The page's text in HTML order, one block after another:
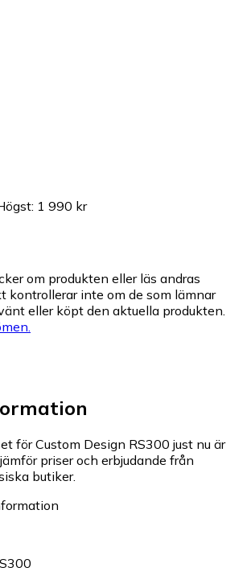
: 1 990 kr
om produkten eller läs andras
kontrollerar inte om de som lämnar
eller köpt den aktuella produkten.
för Custom Design RS300 just nu är
priser och erbjudande från
butiker.